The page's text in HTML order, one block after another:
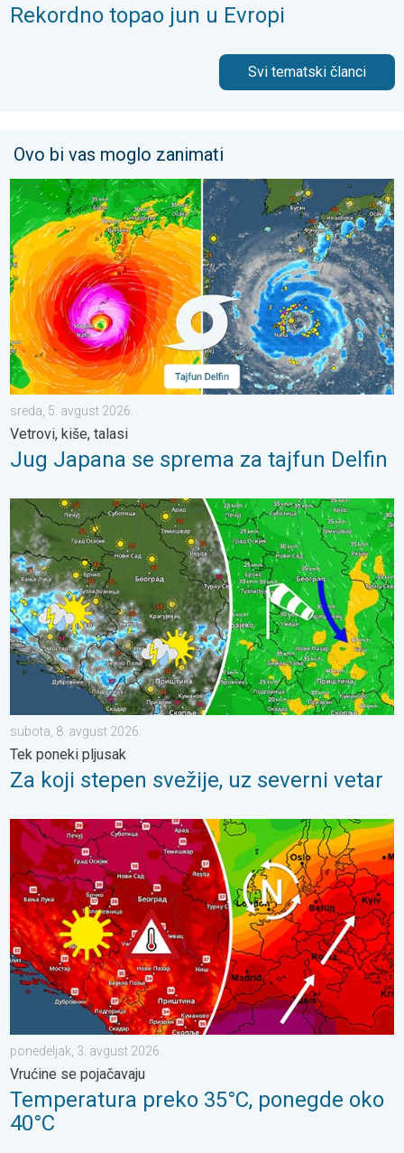
Rekordno topao jun u Evropi
Svi tematski članci
Ovo bi vas moglo zanimati
Jug Japana se sprema za tajfun Delfin. Vetrovi, kiše, talasi. . .
sreda, 5. avgust 2026.
Vetrovi, kiše, talasi
Jug Japana se sprema za tajfun Delfin
Za koji stepen svežije, uz severni vetar. Tek poneki pljusak. . .
subota, 8. avgust 2026.
Tek poneki pljusak
Za koji stepen svežije, uz severni vetar
Temperatura preko 35°C, ponegde oko 40°C. Vrućine se
ponedeljak, 3. avgust 2026.
Vrućine se pojačavaju
Temperatura preko 35°C, ponegde oko
40°C